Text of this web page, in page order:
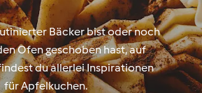
Bäcker bist oder noch
Ofen geschoben hast, auf
du allerlei Inspirationen
für Apfelkuchen.